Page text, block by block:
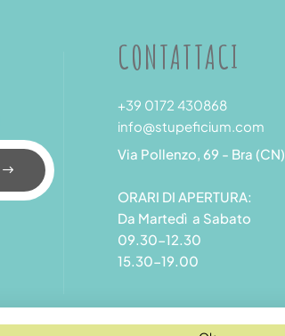
CONTATTACI
+39 0172 430868
info@stupeficium.com
Via Pollenzo, 69 - Bra (CN)
ORARI DI APERTURA:
Da Martedì a Sabato
09.30-12.30
15.30-19.00